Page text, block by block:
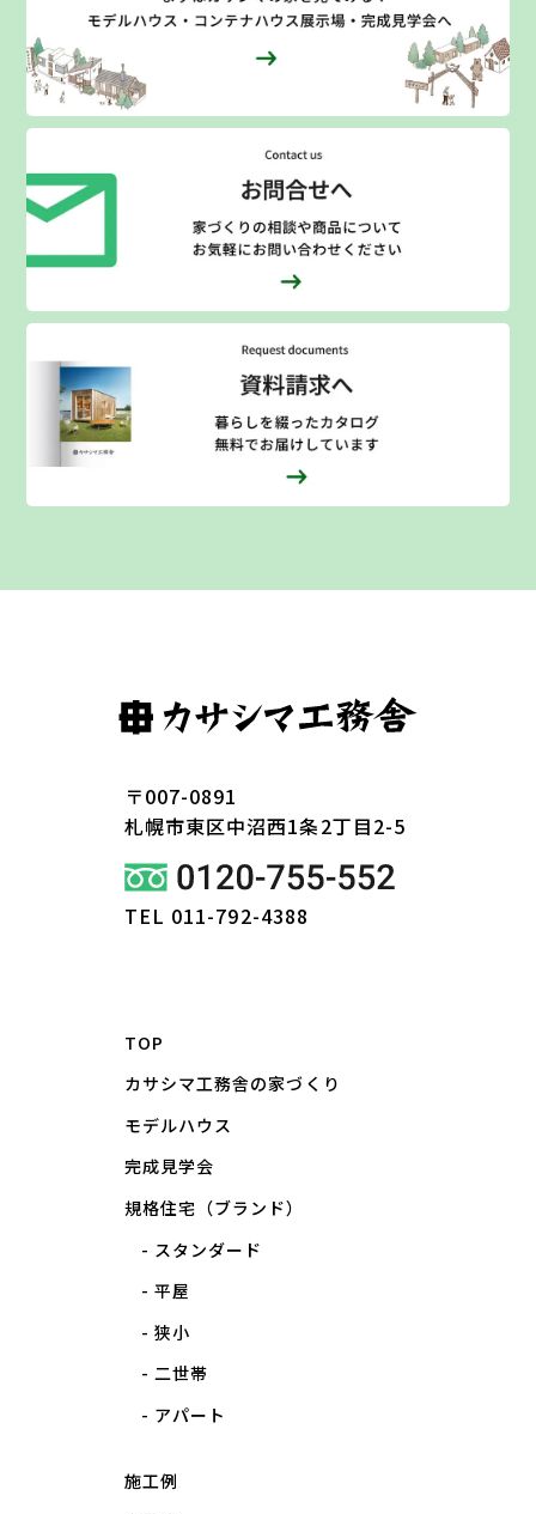
〒007-0891
札幌市東区中沼西1条2丁目2-5
TEL 011-792-4388
TOP
カサシマ工務舎の家づくり
モデルハウス
完成見学会
規格住宅（ブランド）
スタンダード
平屋
狭小
二世帯
アパート
施工例